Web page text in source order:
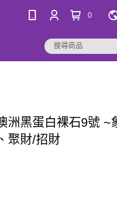
0
洲黑蛋白裸石9號 ~
聚財/招財